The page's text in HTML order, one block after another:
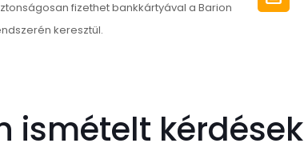
fizethet bankkártyával a Barion
keresztül.
ismételt kérdések